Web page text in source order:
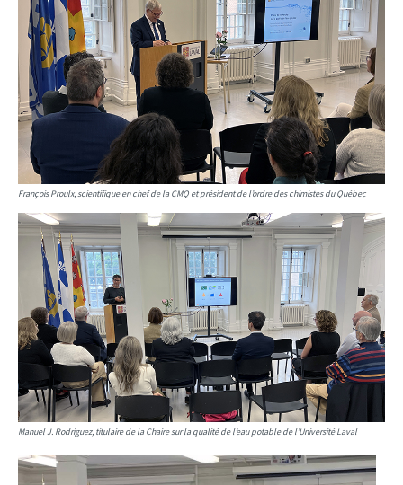
François Proulx, scientifique en chef de la CMQ et président de l’ordre des chimistes du Québec
Manuel J. Rodriguez, titulaire de la Chaire sur la qualité de l’eau potable de l’Université Laval